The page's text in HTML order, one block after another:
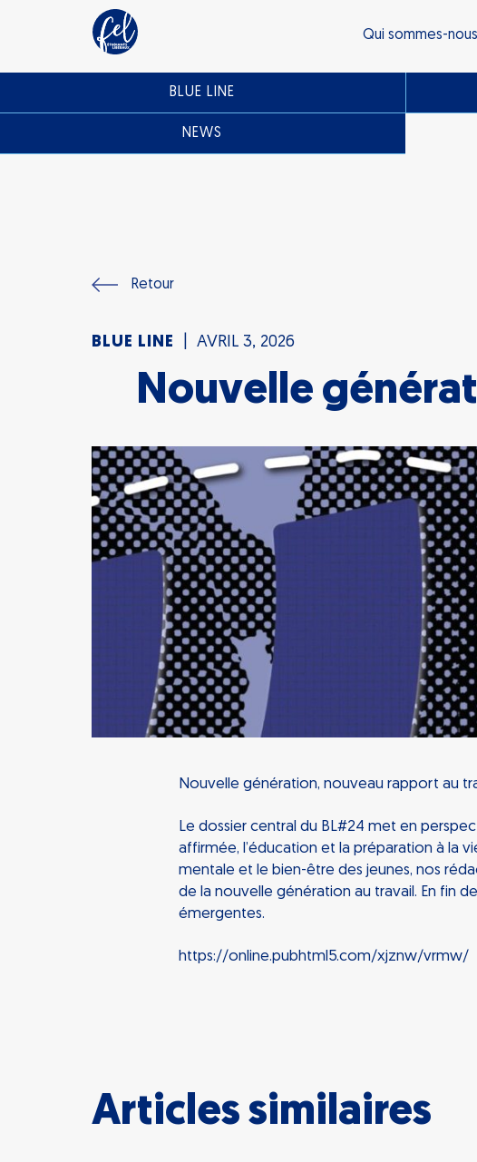
Qui sommes-
BLUE LINE
NEWS
Retour
BLUE LINE AVRIL 3, 2026
Nouvelle
Nouvelle génération, nouveau rapport au
Le dossier central du BL#24 met en
affirmée, l’éducation et la préparation à la
mentale et le bien-être des jeunes, nos
de la nouvelle génération au travail. En fin
émergentes.
https://online.pubhtml5.com/xjznw/vrmw/
Articles similaires